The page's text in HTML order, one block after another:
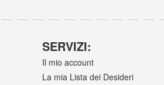
SERVIZI:
Il mio account
La mia Lista dei Desideri